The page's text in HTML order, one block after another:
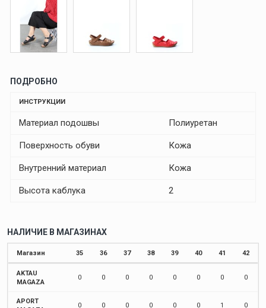
ПОДРОБНО
ИНСТРУКЦИИ
Материал подошвы Полиуретан
Поверхность обуви Кожа
Внутренний материал Кожа
Высота каблука 2
НАЛИЧИЕ В МАГАЗИНАХ
Магазин 35 36 37 38 39 40 41 42
AKTAU
MAGAZA
0 0 0 0 0 0 0 0
APORT
0 0 0 0 0 0 1 0